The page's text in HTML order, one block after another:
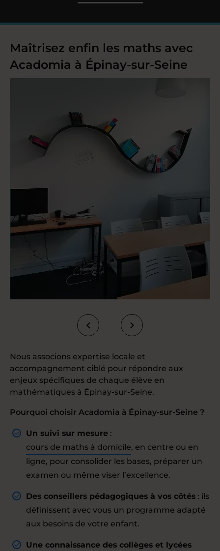
Maîtrisez enfin les maths avec
Acadomia à Épinay-sur-Seine
Nous associons expertise locale et
accompagnement ciblé pour répondre aux
enjeux spécifiques de chaque élève en
mathématiques à Épinay-sur-Seine.
Pourquoi choisir Acadomia à Épinay-sur-Seine ?
Un suivi sur mesure :
cours de maths à domicile, en centre ou en
ligne, pour consolider les bases, préparer un
examen ou même viser l’excellence.
Des conseillers pédagogiques à vos côtés : ils
définissent avec vous un programme adapté
aux besoins de votre enfant.
Une connaissance des collèges et lycées